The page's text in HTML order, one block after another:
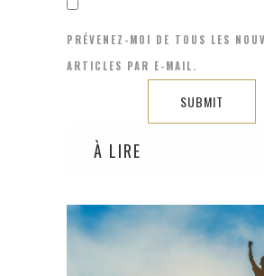
PRÉVENEZ-MOI DE TOUS LES
ARTICLES PAR E-MAIL.
À LIRE